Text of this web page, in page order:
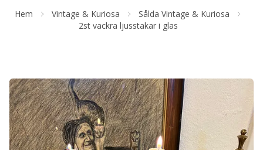
Hem Vintage & Kuriosa
Sålda Vintage & Kuriosa
2st vackra ljusstakar i glas